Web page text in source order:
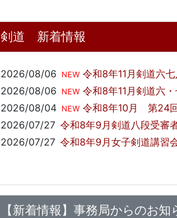
剣道 新着情報
2026/08/06 NEW 令和8年11月剣道六七
2026/08/06
NEW 令和8年11月剣道六・
2026/08/04 NEW 令和8年10月 第24
2026/07/27 令和8年9月剣道八段受審
2026/07/27 令和8年9月女子剣道講習
【新着情報】事務局からのお知